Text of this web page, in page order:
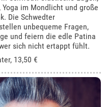
im Mondlicht und große
Die Schwedter
unbequeme Fragen,
und feiern die edle Patina
sich nicht ertappt fühlt.
, 13,50 €